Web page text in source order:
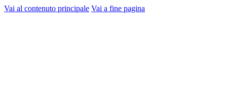
Vai al contenuto principale Vai a fine pagina